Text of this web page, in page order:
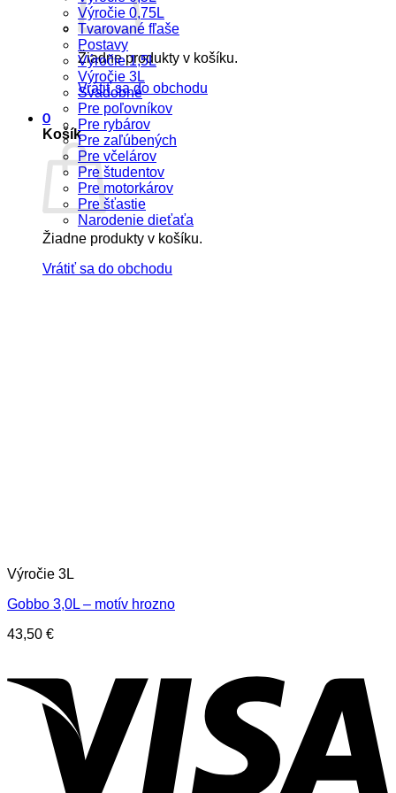
Žiadne produkty v košíku.
Vrátiť sa do obchodu
0
Košík
Žiadne produkty v košíku.
Vrátiť sa do obchodu
Výročie 0,75L
Tvarované fľaše
Postavy
Výročie 1,5L
Výročie 3L
Svadobné
Pre poľovníkov
Pre rybárov
Pre zaľúbených
Pre včelárov
Pre študentov
Pre motorkárov
Pre šťastie
Narodenie dieťaťa
Výročie 3L
Gobbo 3,0L – motív hrozno
43,50 €